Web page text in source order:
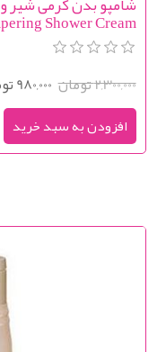
Shower Cream
2,300,000 تومان 980,000 تومان